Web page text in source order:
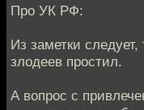
Про УК РФ:
Из заметки
злодеев простил.
А вопрос с